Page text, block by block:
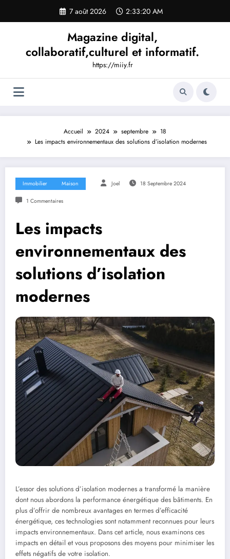
contenu
7 août 2026 2:33:21 AM
Magazine digital,
collaboratif,culturel et informatif.
https://miiy.fr
Accueil 2024 septembre
18
Les impacts environnementaux des solutions d’isolation modernes
Immobilier Maison Joel 18 Septembre 2024
1 Commentaires
Les impacts
environnementaux des
solutions d’isolation
modernes
L’essor des solutions d’isolation modernes a transformé la manière
dont nous abordons la performance énergétique des bâtiments. En
plus d’offrir de nombreux avantages en termes d’efficacité
énergétique, ces technologies sont notamment reconnues pour leurs
impacts environnementaux. Dans cet article, nous examinons ces
impacts en détail et vous proposons des moyens pour minimiser les
effets négatifs de votre isolation.